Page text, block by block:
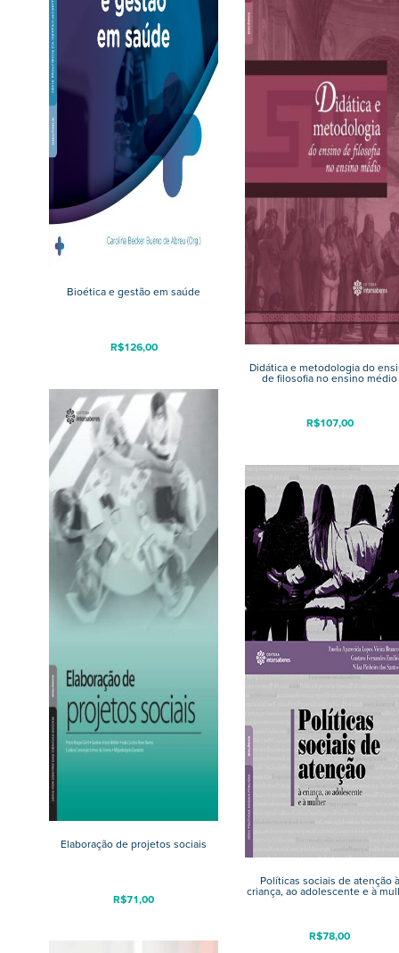
Bioética e gestão em saúde
R$126,00
Didática e metodologia do
de filosofia no ensino médio
R$107,00
Elaboração de projetos sociais
R$71,00
Políticas sociais de atenção à
criança, ao adolescente e à
R$78,00